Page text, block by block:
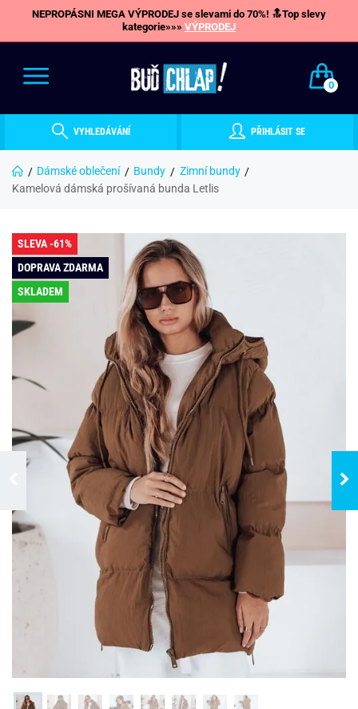
NEPROPÁSNI MEGA VÝPRODEJ se slevami do 70%! 🔝Top slevy
kategorie»»» VÝPRODEJ
0
VYHLEDÁVÁNÍ PŘIHLÁSIT SE
Dámské oblečení Bundy
Zimní bundy
Kamelová dámská prošívaná bunda Letlis
SLEVA -61%
DOPRAVA ZDARMA
SKLADEM